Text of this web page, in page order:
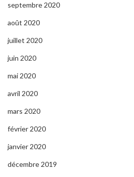
septembre 2020
août 2020
juillet 2020
juin 2020
mai 2020
avril 2020
mars 2020
février 2020
janvier 2020
décembre 2019